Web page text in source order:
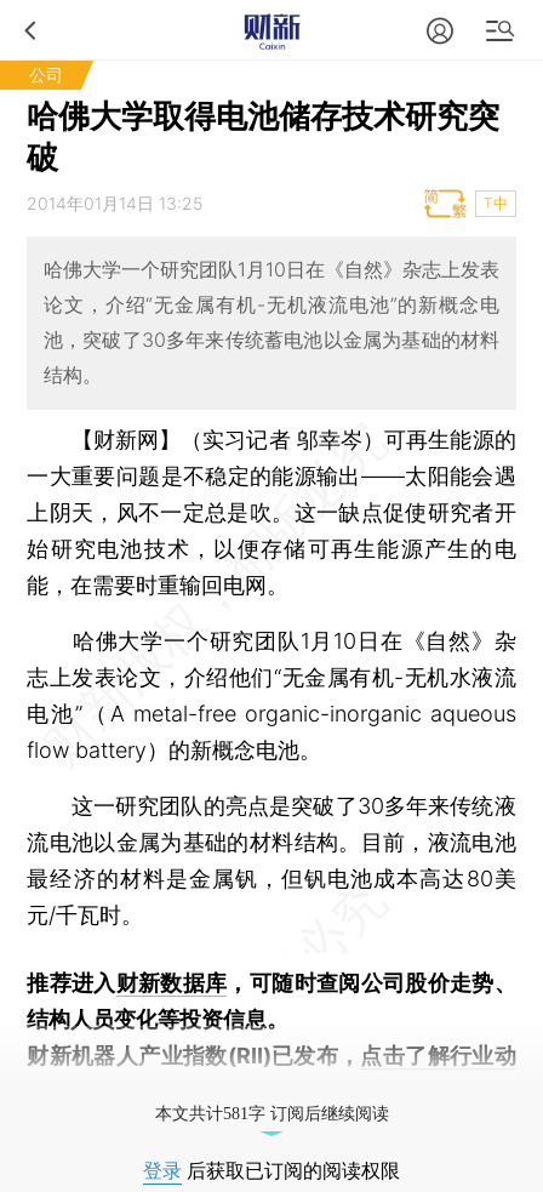
公司
哈佛大学取得电池储存技术研究突
破
2014年01月14日 13:25 T中
哈佛大学一个研究团队1月10日在《自然》杂志上发表
论文，介绍“无金属有机-无机液流电池”的新概念电
池，突破了30多年来传统蓄电池以金属为基础的材料
结构。
【财新网】（实习记者 邬幸岑）可再生能源的
一大重要问题是不稳定的能源输出——太阳能会遇
上阴天，风不一定总是吹。这一缺点促使研究者开
始研究电池技术，以便存储可再生能源产生的电
能，在需要时重输回电网。
哈佛大学一个研究团队1月10日在《自然》杂
志上发表论文，介绍他们“无金属有机-无机水液流
电池”（A metal-free organic-inorganic aqueous
flow battery）的新概念电池。
这一研究团队的亮点是突破了30多年来传统液
流电池以金属为基础的材料结构。目前，液流电池
最经济的材料是金属钒，但钒电池成本高达80美
元/千瓦时。
推荐进入财新数据库 ，可随时查阅公司股价走势、
结构人员变化等投资信息。
财新机器人产业指数(RII)已发布， 点击了解行业动
本文共计581字 订阅后继续阅读
登录 后获取已订阅的阅读权限